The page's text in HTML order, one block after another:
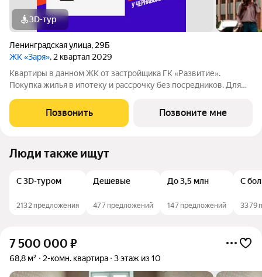
3D-тур
Ленинградская улица, 29Б
ЖК «Заря», 2 квартал 2029
Квартиры в данном ЖК от застройщика ГК «Развитие».
Покупка жилья в ипотеку и рассрочку без посредников. Для
обращайтесь в отдел продаж застройщика.
Позвонить Позвоните мне
Люди также ищут
С 3D-туром
2132 предложения
Дешевые
477 предложений
До 3,5 млн
147 предложений
С
3379
7 500 000 ₽
68,8 м² 2-комн. квартира 3 этаж из 10